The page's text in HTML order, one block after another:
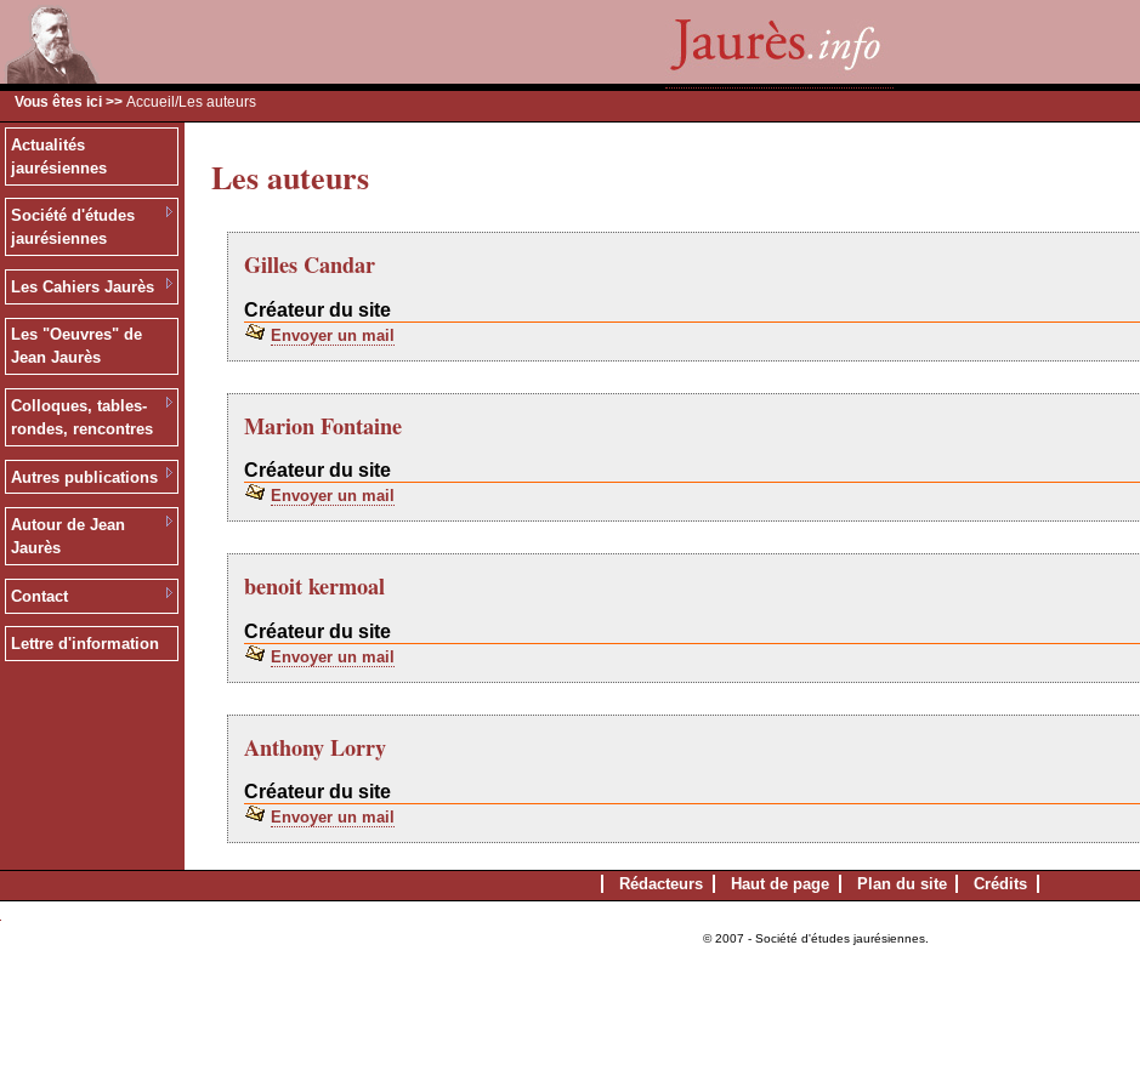
Vous êtes ici >> Accueil /Les auteurs
Actualités
jaurésiennes
Société d'études
jaurésiennes
Les Cahiers Jaurès
Les "Oeuvres" de
Jean Jaurès
Colloques, tables-
rondes, rencontres
Autres publications
Autour de Jean
Jaurès
Contact
Lettre d'information
Les auteurs
Gilles Candar
Créateur du site
Envoyer un mail
Marion Fontaine
Créateur du site
Envoyer un mail
benoit kermoal
Créateur du site
Envoyer un mail
Anthony Lorry
Créateur du site
Envoyer un mail
Rédacteurs Haut de page Plan du site Crédits
© 2007 - Société d'études jaurésiennes.